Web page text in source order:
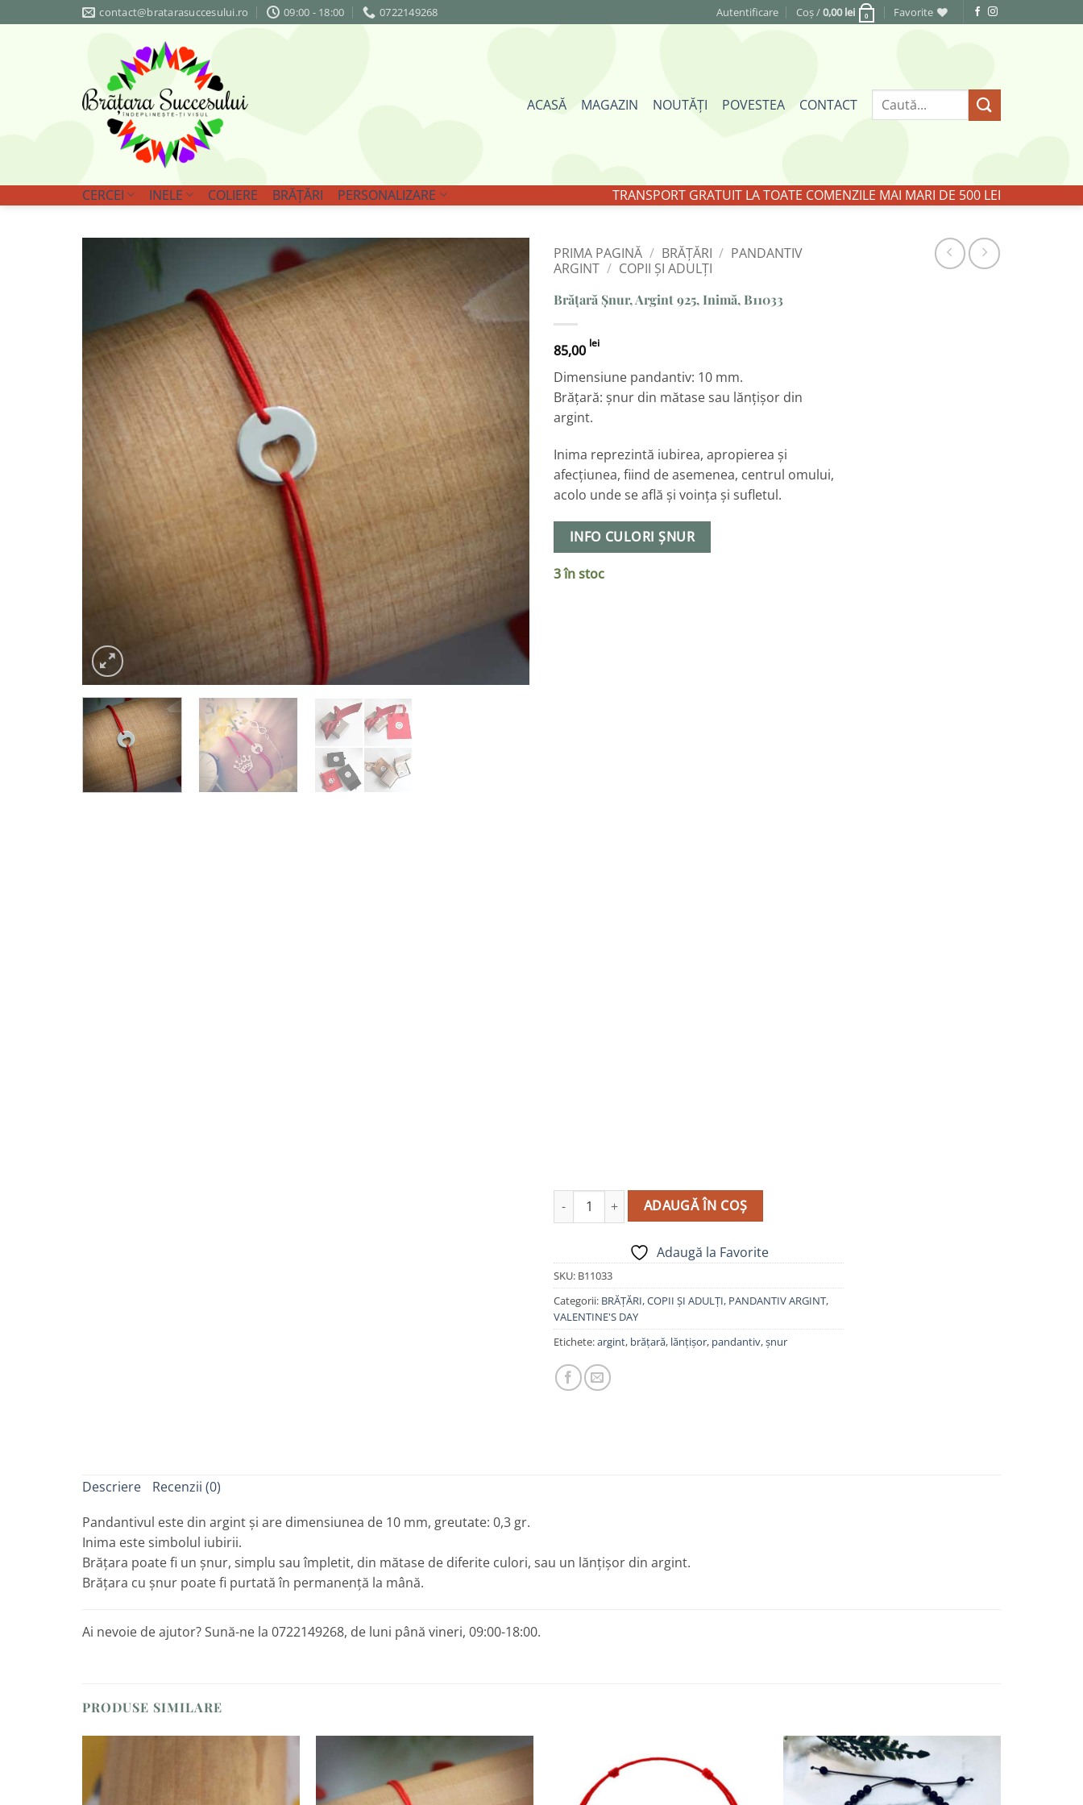
to
contact@bratarasuccesului.ro 09:00 - 18:00 0722149268 Autentificare Coș /0,00lei 0 Favorite
ACASĂ MAGAZIN NOUTĂȚI POVESTEA CONTACT
Caută
după:
CERCEI INELE COLIERE BRĂȚĂRI PERSONALIZARE TRANSPORT GRATUIT LA TOATE COMENZILE MAI MARI DE 500 LEI
Adaugă
Favorite
PRIMA PAGINĂ / BRĂȚĂRI / PANDANTIV
ARGINT / COPII ȘI ADULȚI
Brățară Șnur, Argint 925, Inimă, B11033
85,00 lei
Dimensiune pandantiv: 10 mm.
Brățară: șnur din mătase sau lănțișor din
argint.
Inima reprezintă iubirea, apropierea și
afecțiunea, fiind de asemenea, centrul omului,
acolo unde se află și voința și sufletul.
INFO CULORI ȘNUR
3 în stoc
Cantitate Brățară Șnur, Argint 925, Inimă, B11033
ADAUGĂ ÎN COȘ
Adaugă la Favorite
SKU: B11033
Categorii: BRĂȚĂRI,COPII ȘI ADULȚI, PANDANTIV ARGINT,
VALENTINE'S DAY
Etichete:argint, brățară, lănțișor, pandantiv,șnur
Descriere
Recenzii (0)
Pandantivul este din argint și are dimensiunea de 10 mm, greutate: 0,3 gr.
Inima este simbolul iubirii.
Brățara poate fi un șnur, simplu sau împletit, din mătase de diferite culori, sau un lănțișor din argint.
Brățara cu șnur poate fi purtată în permanență la mână.
Ai nevoie de ajutor? Sună-ne la 0722149268, de luni până vineri, 09:00-18:00.
PRODUSE SIMILARE
Adaugă
Adaugă
Adaugă